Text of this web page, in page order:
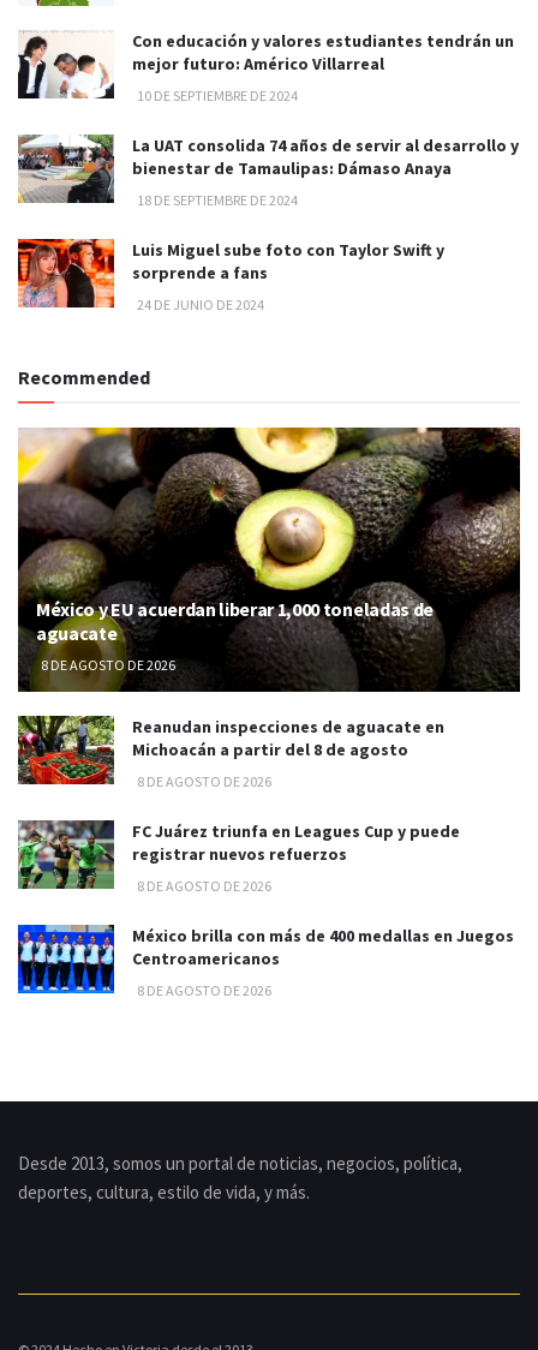
Con educación y valores estudiantes tendrán un
mejor futuro: Américo Villarreal
10 DE SEPTIEMBRE DE 2024
La UAT consolida 74 años de servir al desarrollo y
bienestar de Tamaulipas: Dámaso Anaya
18 DE SEPTIEMBRE DE 2024
Luis Miguel sube foto con Taylor Swift y
sorprende a fans
24 DE JUNIO DE 2024
Recommended
México y EU acuerdan liberar 1,000 toneladas de
aguacate
8 DE AGOSTO DE 2026
Reanudan inspecciones de aguacate en
Michoacán a partir del 8 de agosto
8 DE AGOSTO DE 2026
FC Juárez triunfa en Leagues Cup y puede
registrar nuevos refuerzos
8 DE AGOSTO DE 2026
México brilla con más de 400 medallas en Juegos
Centroamericanos
8 DE AGOSTO DE 2026
Desde 2013, somos un portal de noticias, negocios, política,
deportes, cultura, estilo de vida, y más.